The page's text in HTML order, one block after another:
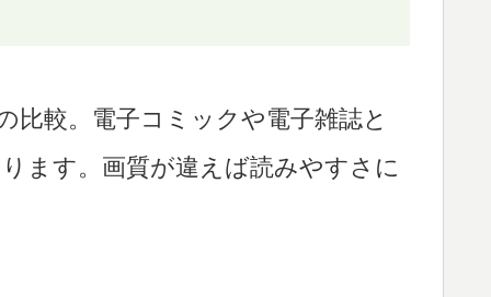
比較。電子コミックや電子雑誌と
ます。画質が違えば読みやすさに